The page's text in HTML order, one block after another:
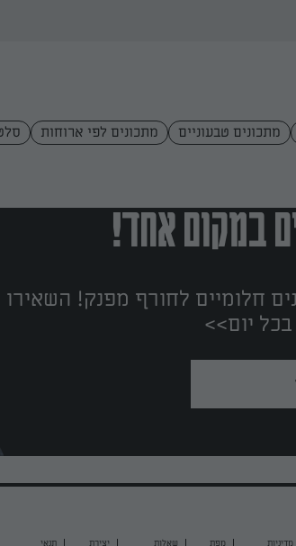
מתכונים טבעוניים מתכונים לפי ארוחות
במקום אחד!
חלומיים לחורף מפנק! השאירו
יום>>
מדיניות מפת שאלות יצירת תנאי